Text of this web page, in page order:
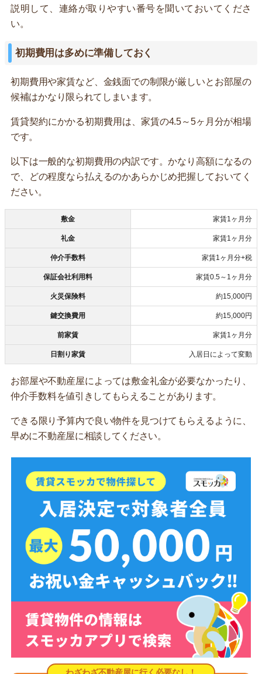
説明して、連絡が取りやすい番号を聞いておいてくださ
い。
初期費用は多めに準備しておく
初期費用や家賃など、金銭面での制限が厳しいとお部屋の
候補はかなり限られてしまいます。
賃貸契約にかかる初期費用は、家賃の4.5～5ヶ月分が相場
です。
以下は一般的な初期費用の内訳です。かなり高額になるの
で、どの程度なら払えるのかあらかじめ把握しておいてく
ださい。
敷金 家賃1ヶ月分
礼金 家賃1ヶ月分
仲介手数料 家賃1ヶ月分+税
保証会社利用料 家賃0.5～1ヶ月分
火災保険料 約15,000円
鍵交換費用 約15,000円
前家賃 家賃1ヶ月分
日割り家賃 入居日によって変動
お部屋や不動産屋によっては敷金礼金が必要なかったり、
仲介手数料を値引きしてもらえることがあります。
できる限り予算内で良い物件を見つけてもらえるように、
早めに不動産屋に相談してください。